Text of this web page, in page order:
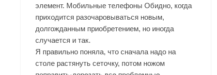
элемент. Мобильные телефоны Обидно, когда
приходится разочаровываться новым,
долгожданным приобретением, но иногда
случается и так.
Я правильно поняла, что сначала надо на
столе растянуть сеточку, потом ножом